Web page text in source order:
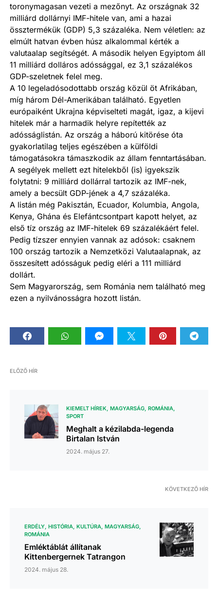
toronymagasan vezeti a mezőnyt. Az országnak 32
milliárd dollárnyi IMF-hitele van, ami a hazai
össztermékük (GDP) 5,3 százaléka. Nem véletlen: az
elmúlt hatvan évben húsz alkalommal kérték a
valutaalap segítségét. A második helyen Egyiptom áll
11 milliárd dolláros adóssággal, ez 3,1 százalékos
GDP-szeletnek felel meg.
A 10 legeladósodottabb ország közül öt Afrikában,
míg három Dél-Amerikában található. Egyetlen
európaiként Ukrajna képviselteti magát, igaz, a kijevi
hitelek már a harmadik helyre repítették az
adósságlistán. Az ország a háború kitörése óta
gyakorlatilag teljes egészében a külföldi
támogatásokra támaszkodik az állam fenntartásában.
A segélyek mellett ezt hitelekből (is) igyekszik
folytatni: 9 milliárd dollárral tartozik az IMF-nek,
amely a becsült GDP-jének a 4,7 százaléka.
A listán még Pakisztán, Ecuador, Kolumbia, Angola,
Kenya, Ghána és Elefántcsontpart kapott helyet, az
első tíz ország az IMF-hitelek 69 százalékáért felel.
Pedig tízszer ennyien vannak az adósok: csaknem
100 ország tartozik a Nemzetközi Valutaalapnak, az
összesített adósságuk pedig eléri a 111 milliárd
dollárt.
Sem Magyarország, sem Románia nem található meg
ezen a nyilvánosságra hozott listán.
ELŐZŐ HÍR
KIEMELT HÍREK MAGYARSÁG ROMÁNIA
SPORT
Meghalt a kézilabda-legenda
Birtalan István
2024. május 27.
KÖVETKEZŐ HÍR
ERDÉLY HISTÓRIA KULTÚRA MAGYARSÁG
ROMÁNIA
Emléktáblát állítanak
Kittenbergernek Tatrangon
2024. május 28.